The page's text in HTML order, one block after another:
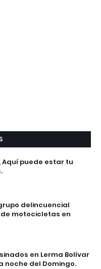
Aquí puede estar tu
grupo delincuencial
motocicletas en
en Lerma Bolívar
noche del Domingo.